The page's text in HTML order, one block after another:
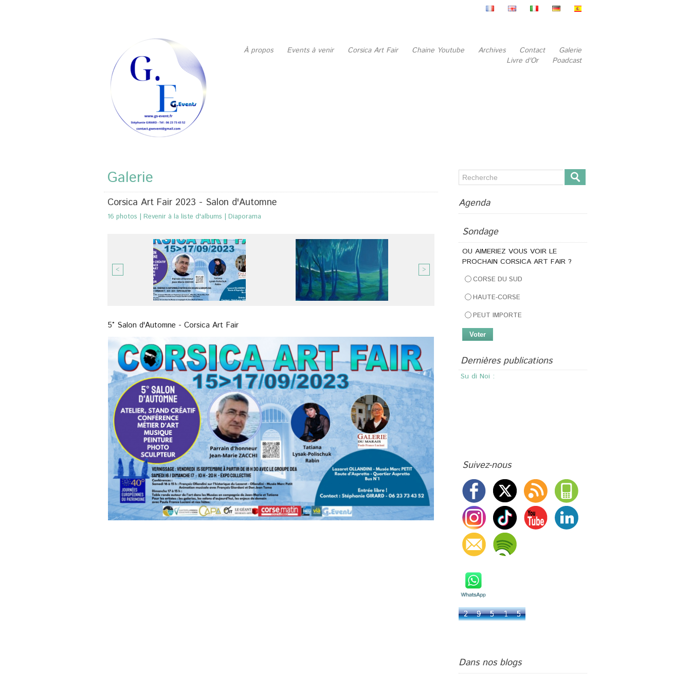
À propos Events à venir Corsica Art Fair Chaine Youtube Archives Contact
Galerie
Livre d'Or
Poadcast
Galerie
Corsica Art Fair 2023 - Salon d'Automne
16 photos | Revenir à la liste d'albums | Diaporama
< >
5° Salon d'Automne - Corsica Art Fair
Agenda
Sondage
OU AIMERIEZ VOUS VOIR LE
PROCHAIN CORSICA ART FAIR ?
CORSE DU SUD
HAUTE-CORSE
PEUT IMPORTE
Dernières publications
Journées Femmes Créatrices
Bienvenue chez G.Events !
Podcast
Su di Noi :
Suivez-nous
Dans nos blogs